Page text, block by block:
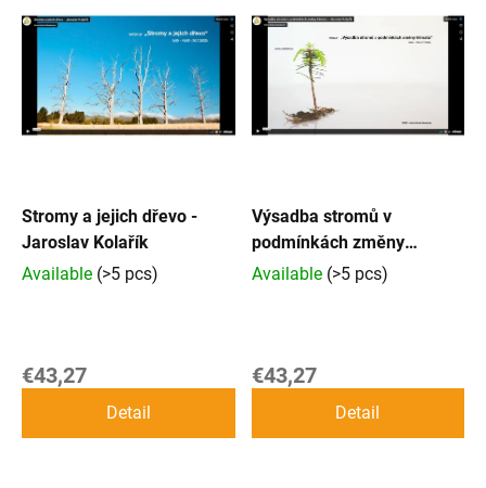
t
s
Stromy a jejich dřevo -
Jaroslav Kolařík
Available (>5 pcs)
€43,27
Detail
Výsadba stromů v
podmínkách změny
klimatu - Jaroslav Kolařík
Available (>5 pcs)
€43,27
Detail